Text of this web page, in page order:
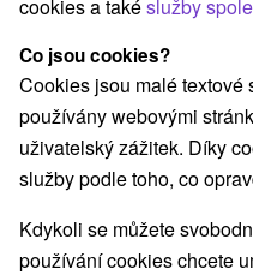
Všechny kategorie
Hotely s bazénem
Wellness hotely na
Hotely na Slovensku pro
Historické hotely(3)
Vyberte lokalitu
cookies a takéslužby
Co jsou cookies?
Cookies jsou malé textové
používány webovými
uživatelský zážitek. Díky
služby podle toho, co
Kdykoli se můžete
používání cookies chcete